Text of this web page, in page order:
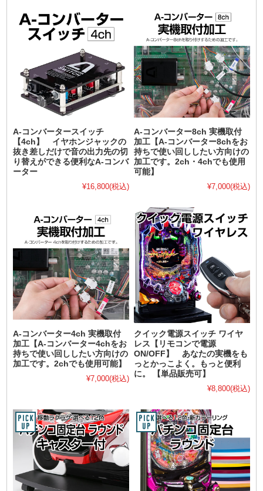
A-コンバータースイッチ
【4ch】 イヤホンジャックの
抜き差しだけで音の出力先の切
り替えができる便利なA-コンバ
ーター
¥16,800(税込)
A-コンバーター8ch 実機取付
加工【A-コンバーター8chをお
持ちで使い回ししたい方向けの
加工です。2ch・4chでも使用
可能】
¥7,000(税込)
A-コンバーター4ch 実機取付
加工【A-コンバーター4chをお
持ちで使い回ししたい方向けの
加工です。2chでも使用可能】
¥7,000(税込)
クイック電源スイッチ ワイヤ
レス【リモコンで電源
ON/OFF】 あなたの実機をも
っとかっこよく。もっと便利
に。 【単品販売可】
¥8,800(税込)